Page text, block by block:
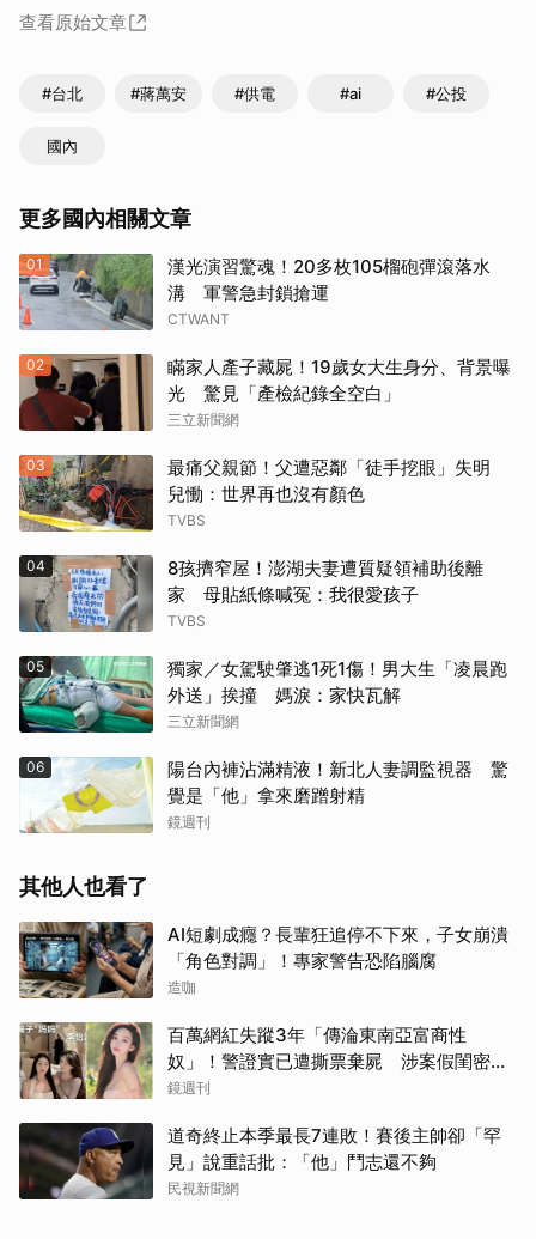
查看原始文章
#台北 #蔣萬安 #供電 #ai #公投
國內
更多國內相關文章
01
漢光演習驚魂！20多枚105榴砲彈滾落水
溝 軍警急封鎖搶運
CTWANT
02
瞞家人產子藏屍！19歲女大生身分、背景曝
光 驚見「產檢紀錄全空白」
三立新聞網
03
最痛父親節！父遭惡鄰「徒手挖眼」失明
兒慟：世界再也沒有顏色
TVBS
04
8孩擠窄屋！澎湖夫妻遭質疑領補助後離
家 母貼紙條喊冤：我很愛孩子
TVBS
05
獨家／女駕駛肇逃1死1傷！男大生「凌晨跑
外送」挨撞 媽淚：家快瓦解
三立新聞網
06
陽台內褲沾滿精液！新北人妻調監視器 驚
覺是「他」拿來磨蹭射精
鏡週刊
其他人也看了
AI短劇成癮？長輩狂追停不下來，子女崩潰
「角色對調」！專家警告恐陷腦腐
造咖
百萬網紅失蹤3年「傳淪東南亞富商性
奴」！警證實已遭撕票棄屍 涉案假閨密近
況曝光
鏡週刊
道奇終止本季最長7連敗！賽後主帥卻「罕
見」說重話批：「他」鬥志還不夠
民視新聞網